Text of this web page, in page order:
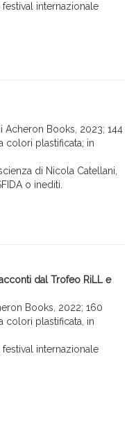
internazionale
Books, 2023; 144
colori plastificata; in
di Nicola Catellani,
o inediti.
dal Trofeo RiLL e
Books, 2022; 160
colori plastificata, in
internazionale